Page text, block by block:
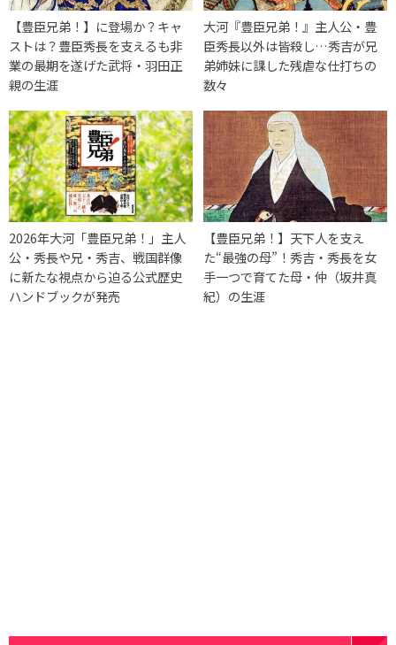
【豊臣兄弟！】に登場か？キャ
ストは？豊臣秀長を支えるも非
業の最期を遂げた武将・羽田正
親の生涯
大河『豊臣兄弟！』主人公・豊
臣秀長以外は皆殺し…秀吉が兄
弟姉妹に課した残虐な仕打ちの
数々
2026年大河「豊臣兄弟！」主人
公・秀長や兄・秀吉、戦国群像
に新たな視点から迫る公式歴史
ハンドブックが発売
【豊臣兄弟！】天下人を支え
た“最強の母”！秀吉・秀長を女
手一つで育てた母・仲（坂井真
紀）の生涯